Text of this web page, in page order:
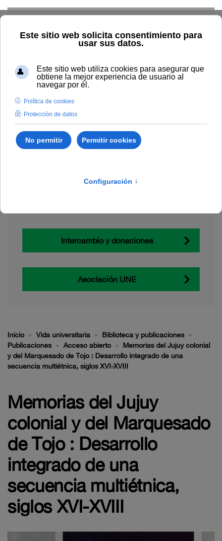
Explorar el catálogo
Dónde comprar
Intercambio y donaciones
Asociación UNE
Inicio Vida universitaria
Biblioteca y publicaciones
Publicaciones
Acceso abierto
Memorias del Jujuy colonial
y del Marquesado de Tojo : Desarrollo integrado de una
secuencia multiétnica, siglos XVI-XVIII
Memorias del Jujuy
colonial y del Marquesado
de Tojo : Desarrollo
integrado de una
secuencia multiétnica,
siglos XVI-XVIII